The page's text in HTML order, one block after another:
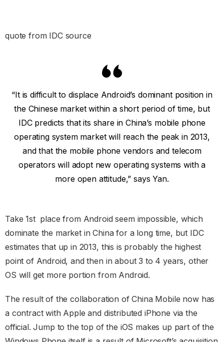
quote from IDC source
“It is difficult to displace Android’s dominant position in
the Chinese market within a short period of time, but
IDC predicts that its share in China’s mobile phone
operating system market will reach the peak in 2013,
and that the mobile phone vendors and telecom
operators will adopt new operating systems with a
more open attitude,” says Yan.
Take 1st place from Android seem impossible, which
dominate the market in China for a long time, but IDC
estimates that up in 2013, this is probably the highest
point of Android, and then in about 3 to 4 years, other
OS will get more portion from Android.
The result of the collaboration of China Mobile now has
a contract with Apple and distributed iPhone via the
official. Jump to the top of the iOS makes up part of the